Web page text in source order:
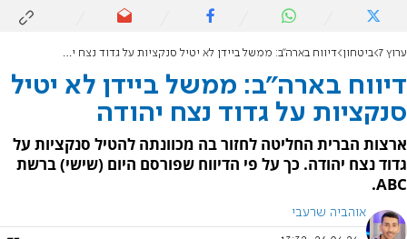
ערוץ 7 ביטחון דיווח בארה"ב: ממשל ביידן לא יטיל סנקציות על גדוד נצח יהודה
דיווח בארה"ב: ממשל ביידן לא יטיל
סנקציות על גדוד נצח יהודה
ארצות הברית החליטה לחזור בה מכוונתה להטיל סנקציות על
גדוד נצח יהודה. כך על פי הדיווח שפורסם היום (שישי) ברשת
ABC.
אוהביה שרעבי